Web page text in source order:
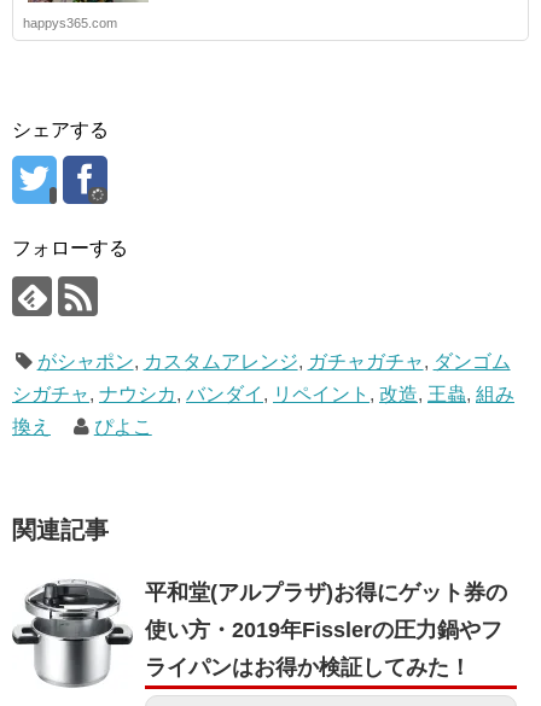
happys365.com
シェアする
フォローする
がシャポン, カスタムアレンジ, ガチャガチャ, ダンゴム
シガチャ, ナウシカ, バンダイ , リペイント , 改造, 王蟲, 組み
換え
ぴよこ
関連記事
平和堂(アルプラザ)お得にゲット券の
使い方・2019年Fisslerの圧力鍋やフ
ライパンはお得か検証してみた！